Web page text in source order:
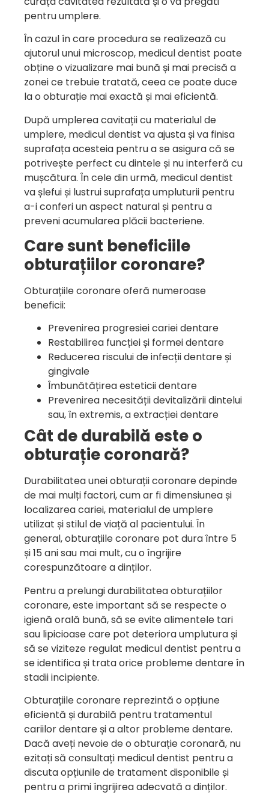
pentru umplere.
În cazul în care procedura se realizează cu
ajutorul unui microscop, medicul dentist poate
obține o vizualizare mai bună și mai precisă a
zonei ce trebuie tratată, ceea ce poate duce
la o obturație mai exactă și mai eficientă.
După umplerea cavitații cu materialul de
umplere, medicul dentist va ajusta și va finisa
suprafața acesteia pentru a se asigura că se
potrivește perfect cu dintele și nu interferă cu
mușcătura. În cele din urmă, medicul dentist
va șlefui și lustrui suprafața umpluturii pentru
a-i conferi un aspect natural și pentru a
preveni acumularea plăcii bacteriene.
Care sunt beneficiile
obturațiilor coronare?
Obturațiile coronare oferă numeroase
beneficii:
Prevenirea progresiei cariei dentare
Restabilirea funcției și formei dentare
Reducerea riscului de infecții dentare și
gingivale
Îmbunătățirea esteticii dentare
Prevenirea necesității devitalizării dintelui
sau, în extremis, a extracției dentare
Cât de durabilă este o
obturație coronară?
Durabilitatea unei obturații coronare depinde
de mai mulți factori, cum ar fi dimensiunea și
localizarea cariei, materialul de umplere
utilizat și stilul de viață al pacientului. În
general, obturațiile coronare pot dura între 5
și 15 ani sau mai mult, cu o îngrijire
corespunzătoare a dinților.
Pentru a prelungi durabilitatea obturațiilor
coronare, este important să se respecte o
igienă orală bună, să se evite alimentele tari
sau lipicioase care pot deteriora umplutura și
să se viziteze regulat medicul dentist pentru a
se identifica și trata orice probleme dentare în
stadii incipiente.
Obturațiile coronare reprezintă o opțiune
eficientă și durabilă pentru tratamentul
cariilor dentare și a altor probleme dentare.
Dacă aveți nevoie de o obturație coronară, nu
ezitați să consultați medicul dentist pentru a
discuta opțiunile de tratament disponibile și
pentru a primi îngrijirea adecvată a dinților.